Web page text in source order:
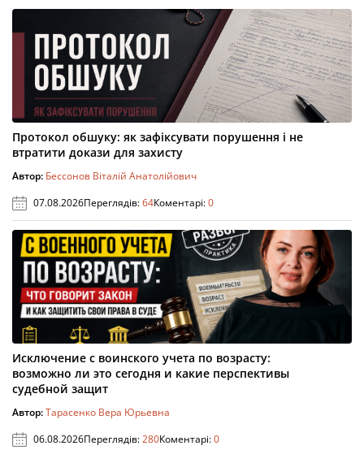
Протокол обшуку: як зафіксувати порушення і не
втратити докази для захисту
Автор: Бессонов Віталій Анатолійович
07.08.2026Переглядів:64Коментарі:0
Исключение с воинского учета по возрасту:
возможно ли это сегодня и какие перспективы
судебной защит
Автор:Тарасенко Вера Юрьевна
06.08.2026Переглядів:280Коментарі:0